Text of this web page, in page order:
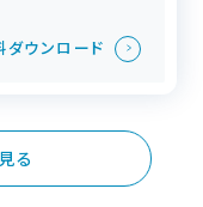
ダウンロード
る